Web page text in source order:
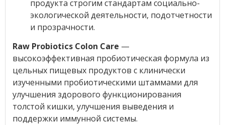
продукта строгим стандартам социально-
экологической деятельности, подотчетности
и прозрачности.
Raw Probiotics Colon Care —
высокоэффективная пробиотическая формула из
цельных пищевых продуктов с клинически
изученными пробиотическими штаммами для
улучшения здорового функционирования
толстой кишки, улучшения выведения и
поддержки иммунной системы.